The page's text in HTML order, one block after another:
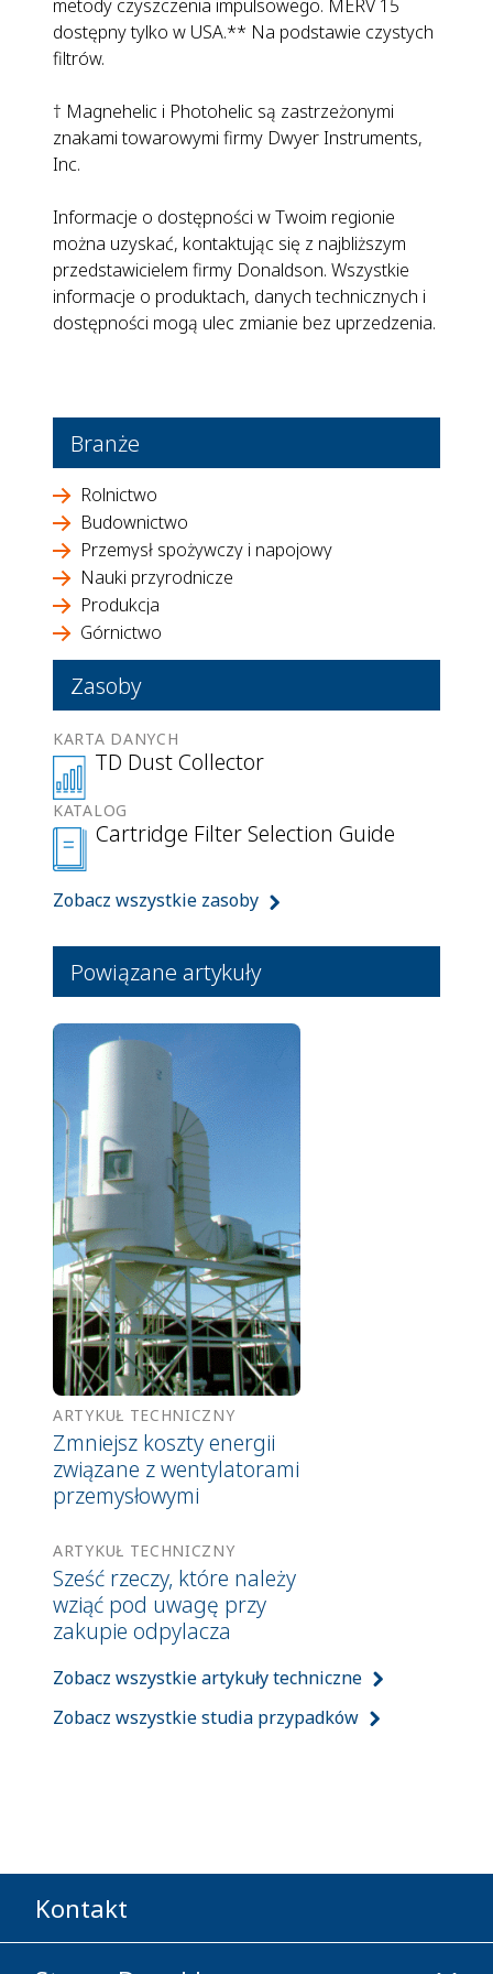
metody czyszczenia impulsowego. MERV 15
dostępny tylko w USA.** Na podstawie czystych
filtrów.
† Magnehelic i Photohelic są zastrzeżonymi
znakami towarowymi firmy Dwyer Instruments,
Inc.
Informacje o dostępności w Twoim regionie
można uzyskać, kontaktując się z najbliższym
przedstawicielem firmy Donaldson. Wszystkie
informacje o produktach, danych technicznych i
dostępności mogą ulec zmianie bez uprzedzenia.
Branże
Rolnictwo
Budownictwo
Przemysł spożywczy i napojowy
Nauki przyrodnicze
Produkcja
Górnictwo
Zasoby
KARTA DANYCH
TD Dust Collector
KATALOG
Cartridge Filter Selection Guide
Zobacz wszystkie zasoby
Powiązane artykuły
ARTYKUŁ TECHNICZNY
Zmniejsz koszty energii
związane z wentylatorami
przemysłowymi
ARTYKUŁ TECHNICZNY
Sześć rzeczy, które należy
wziąć pod uwagę przy
zakupie odpylacza
Zobacz wszystkie artykuły techniczne
Zobacz wszystkie studia przypadków
Kontakt